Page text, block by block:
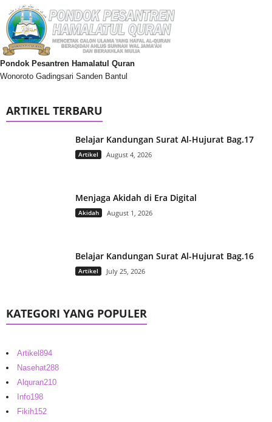
Pondok Pesantren Hamalatul Quran
Wonoroto Gadingsari Sanden Bantul
ARTIKEL TERBARU
Belajar Kandungan Surat Al-Hujurat Bag.17
Artikel August 4, 2026
Menjaga Akidah di Era Digital
Akidah August 1, 2026
Belajar Kandungan Surat Al-Hujurat Bag.16
Artikel July 25, 2026
KATEGORI YANG POPULER
Artikel894
Nasehat288
Alquran210
Info198
Fikih152